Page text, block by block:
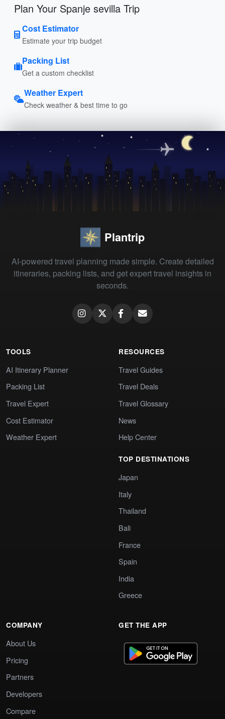
Plan Your Spanje sevilla Trip
Cost Estimator
Estimate your trip budget
Packing List
Get a custom checklist
Weather Expert
Check weather & best time to go
Plantrip
AI-powered travel planning made simple. Create detailed
itineraries, packing lists, and get expert travel insights in
seconds.
TOOLS
AI Itinerary Planner
Packing List
Travel Expert
Cost Estimator
Weather Expert
RESOURCES
Travel Guides
Travel Deals
Travel Glossary
News
Help Center
TOP DESTINATIONS
Japan
Italy
Thailand
Bali
France
Spain
India
Greece
COMPANY
About Us
Pricing
Partners
Developers
Compare
GET THE APP